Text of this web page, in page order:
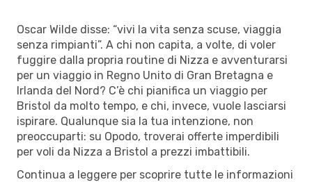
Oscar Wilde disse: “vivi la vita senza scuse, viaggia
senza rimpianti”. A chi non capita, a volte, di voler
fuggire dalla propria routine di Nizza e avventurarsi
per un viaggio in Regno Unito di Gran Bretagna e
Irlanda del Nord? C’è chi pianifica un viaggio per
Bristol da molto tempo, e chi, invece, vuole lasciarsi
ispirare. Qualunque sia la tua intenzione, non
preoccuparti: su Opodo, troverai offerte imperdibili
per voli da Nizza a Bristol a prezzi imbattibili.
Continua a leggere per scoprire tutte le informazioni